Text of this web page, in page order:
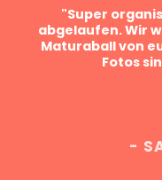
"Super
abgelaufen. Wir
Maturaball von
Fotos
-